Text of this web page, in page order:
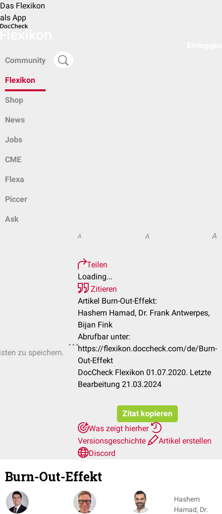
Das Flexikon
als App
Community
Flexikon
Shop
News
Jobs
CME
Flexa
Piccer
Ask
zu speichern.
A A A
Teilen
Loading...
Zitieren
Artikel Burn-Out-Effekt:
Hashem Hamad, Dr. Frank Antwerpes,
Bijan Fink
Abrufbar unter:
https://flexikon.doccheck.com/de/Burn-
Out-Effekt
DocCheck Flexikon 01.07.2020. Letzte
Bearbeitung 21.03.2024
Zitat kopieren
Was zeigt hierher
Versionsgeschichte
Artikel erstellen
Discord
Burn-Out-Effekt
Hashem
Hamad, Dr.